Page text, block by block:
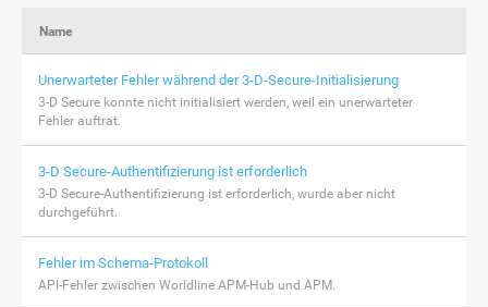
Unerwarteter Fehler während der 3-D-Secure-Initialisierung
3-D Secure konnte nicht initialisiert werden, weil ein unerwarteter
Fehler auftrat.
3-D Secure-Authentifizierung ist erforderlich
3-D Secure-Authentifizierung ist erforderlich, wurde aber nicht
durchgeführt.
Fehler im Schema-Protokoll
API-Fehler zwischen Worldline APM-Hub und APM.
Name